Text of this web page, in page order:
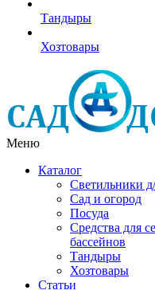
Тандыры
Хозтовары
Меню
Каталог
Светильники
Сад и огород
Посуда
Средства для
бассейнов
Тандыры
Хозтовары
Статьи